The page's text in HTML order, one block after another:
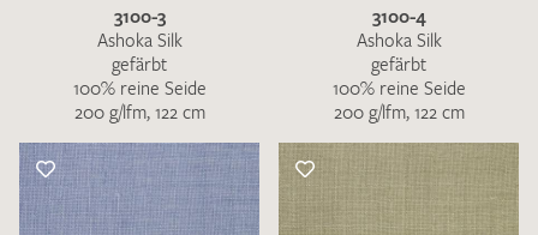
3100-3
Ashoka Silk
gefärbt
100% reine Seide
200 g/lfm, 122 cm
3100-4
Ashoka Silk
gefärbt
100% reine Seide
200 g/lfm, 122 cm